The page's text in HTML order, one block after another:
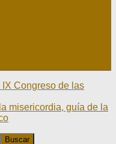
IX Congreso de las
misericordia, guía de la